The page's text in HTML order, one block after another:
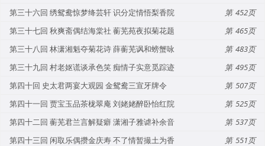
第三十六回 绣鸳鸯惊梦绛芸轩 识分定情悟梨香院
452
第三十七回 秋爽斋偶结海棠社 蘅芜苑夜拟菊花题
465
第三十八回 林潇湘魁夺菊花诗 薛蘅芜讽和螃蟹咏
483
第三十九回 村老妪谎谈承色笑 痴情子实意觅踪迹
495
第四十回 史太君两宴大观园 金鸳鸯三宣牙牌令
507
第四十一回 贾宝玉品茶栊翠庵 刘姥姥醉卧怡红院
525
第四十二回 蘅芜君兰言解疑癖 潇湘子雅谑补余音
537
第四十三回 闲取乐偶攒金庆寿 不了情暂撮土为香
551